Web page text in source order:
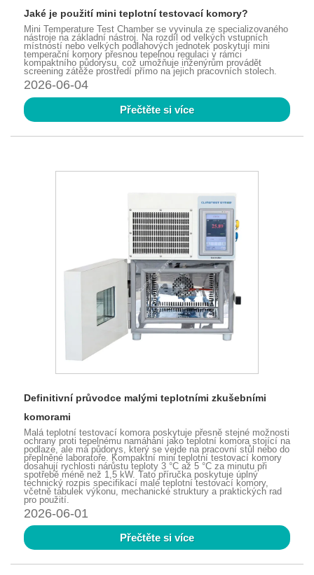
Jaké je použití mini teplotní testovací komory?
Mini Temperature Test Chamber se vyvinula ze specializovaného
nástroje na základní nástroj. Na rozdíl od velkých vstupních
místností nebo velkých podlahových jednotek poskytují mini
temperační komory přesnou tepelnou regulaci v rámci
kompaktního půdorysu, což umožňuje inženýrům provádět
screening zátěže prostředí přímo na jejich pracovních stolech.
2026-06-04
Přečtěte si více
Definitivní průvodce malými teplotními zkušebními
komorami
Malá teplotní testovací komora poskytuje přesně stejné možnosti
ochrany proti tepelnému namáhání jako teplotní komora stojící na
podlaze, ale má půdorys, který se vejde na pracovní stůl nebo do
přeplněné laboratoře. Kompaktní mini teplotní testovací komory
dosahují rychlosti nárůstu teploty 3 °C až 5 °C za minutu při
spotřebě méně než 1,5 kW. Tato příručka poskytuje úplný
technický rozpis specifikací malé teplotní testovací komory,
včetně tabulek výkonu, mechanické struktury a praktických rad
pro použití.
2026-06-01
Přečtěte si více